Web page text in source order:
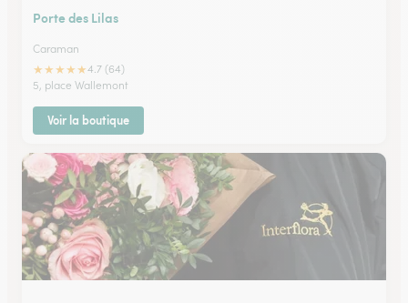
Porte des Lilas
Caraman
★★★★★4.7 (64)
5, place Wallemont
Voir la boutique